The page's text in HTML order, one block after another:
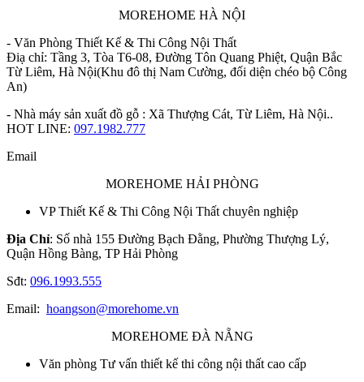
MOREHOME HÀ NỘI
- Văn Phòng Thiết Kế & Thi Công Nội Thất
Điạ chỉ: Tầng 3, Tòa T6-08, Đường Tôn Quang Phiệt, Quận Bắc
Từ Liêm, Hà Nội(Khu đô thị Nam Cường, đối diện chéo bộ Công
An)
- Nhà máy sản xuất đồ gỗ : Xã Thượng Cát, Từ Liêm, Hà Nội..
HOT LINE: 097.1982.777
Email
MOREHOME HẢI PHÒNG
VP Thiết Kế & Thi Công Nội Thất chuyên nghiệp
Địa Chỉ: Số nhà 155 Đường Bạch Đằng, Phường Thượng Lý,
Quận Hồng Bàng, TP Hải Phòng
Sđt: 096.1993.555
Email: hoangson@morehome.vn
MOREHOME ĐÀ NẴNG
Văn phòng Tư vấn thiết kế thi công nội thất cao cấp